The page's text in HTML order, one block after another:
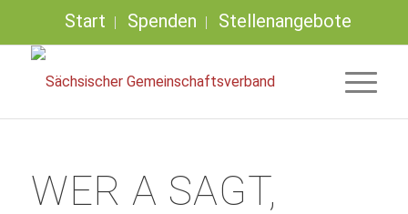
Start Spenden Stellenangebote
WER A SAGT,